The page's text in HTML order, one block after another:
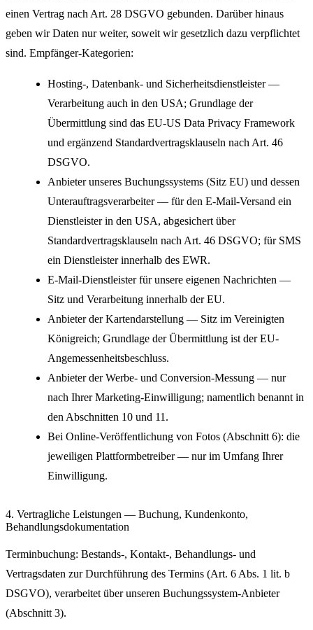
einen Vertrag nach Art. 28 DSGVO gebunden. Darüber hinaus
geben wir Daten nur weiter, soweit wir gesetzlich dazu verpflichtet
sind. Empfänger-Kategorien:
Hosting-, Datenbank- und Sicherheitsdienstleister —
Verarbeitung auch in den USA; Grundlage der
Übermittlung sind das EU-US Data Privacy Framework
und ergänzend Standardvertragsklauseln nach Art. 46
DSGVO.
Anbieter unseres Buchungssystems (Sitz EU) und dessen
Unterauftragsverarbeiter — für den E-Mail-Versand ein
Dienstleister in den USA, abgesichert über
Standardvertragsklauseln nach Art. 46 DSGVO; für SMS
ein Dienstleister innerhalb des EWR.
E-Mail-Dienstleister für unsere eigenen Nachrichten —
Sitz und Verarbeitung innerhalb der EU.
Anbieter der Kartendarstellung — Sitz im Vereinigten
Königreich; Grundlage der Übermittlung ist der EU-
Angemessenheitsbeschluss.
Anbieter der Werbe- und Conversion-Messung — nur
nach Ihrer Marketing-Einwilligung; namentlich benannt in
den Abschnitten 10 und 11.
Bei Online-Veröffentlichung von Fotos (Abschnitt 6): die
jeweiligen Plattformbetreiber — nur im Umfang Ihrer
Einwilligung.
4. Vertragliche Leistungen — Buchung, Kundenkonto,
Behandlungsdokumentation
Terminbuchung: Bestands-, Kontakt-, Behandlungs- und
Vertragsdaten zur Durchführung des Termins (Art. 6 Abs. 1 lit. b
DSGVO), verarbeitet über unseren Buchungssystem-Anbieter
(Abschnitt 3).